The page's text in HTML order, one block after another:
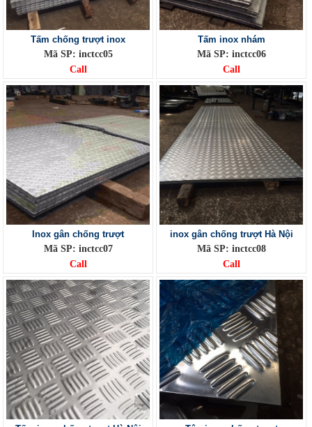
Tấm chống trượt inox
Mã SP: inctcc05
Call
Tấm inox nhám
Mã SP: inctcc06
Call
Inox gân chống trượt
Mã SP: inctcc07
Call
inox gân chống trượt Hà Nội
Mã SP: inctcc08
Call